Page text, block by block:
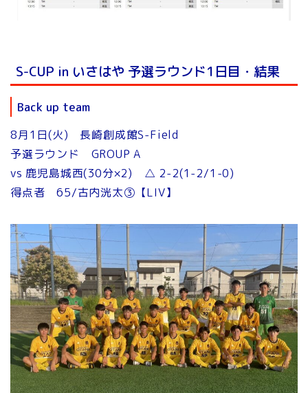
S-CUP in いさはや 予選ラウンド1日目・結果
Back up team
8月1日(火) 長崎創成館S-Field
予選ラウンド GROUP A
vs 鹿児島城西(30分×2) △ 2-2(1-2/1-0)
得点者 65/古内洸太③【LIV】